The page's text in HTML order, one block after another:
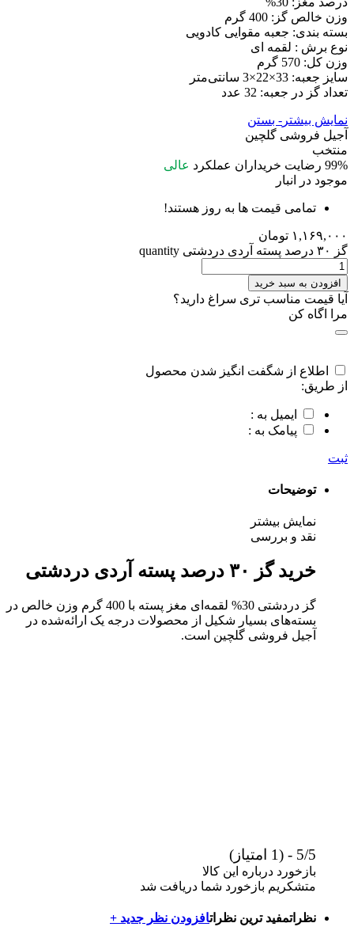
وزن خالص گز: 400 گرم
بسته بندی: جعبه مقوایی کادویی
نوع برش : لقمه ای
وزن کل: 570 گرم
سایز جعبه: 33×22×3 سانتی‌متر
تعداد گز در جعبه: 32 عدد
نمایش بیشتر - بستن
آجیل فروشی گلچین
منتخب
99% رضایت خریداران عملکرد عالی
موجود در انبار
تمامی قیمت ها به روز هستند!
۱,۱۶۹,۰۰۰ تومان
گز ۳۰ درصد پسته آردی دردشتی quantity
افزودن به سبد خرید
آیا قیمت مناسب تری سراغ دارید؟
مرا اگاه کن
اطلاع از شگفت انگیز شدن محصول
از طریق:
ایمیل به :
پیامک به :
ثبت
توضیحات
نمایش بیشتر
نقد و بررسی
خرید گز ۳۰ درصد پسته آردی دردشتی
گز دردشتی 30% لقمه‌ای مغز پسته با 400 گرم وزن خالص در
بسته‌های بسیار شکیل از محصولات درجه‌ یک ارائه‌شده در
آجیل فروشی گلچین است.
5/5 - (1 امتیاز)
بازخورد درباره این کالا
متشکریم بازخورد شما دریافت شد
نظراتمفید ترین نظراتافزودن نظر جدید +